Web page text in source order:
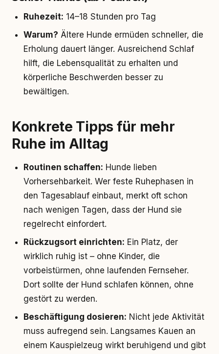
Ruhezeit: 14–18 Stunden pro Tag
Warum? Ältere Hunde ermüden schneller, die
Erholung dauert länger. Ausreichend Schlaf
hilft, die Lebensqualität zu erhalten und
körperliche Beschwerden besser zu
bewältigen.
Konkrete Tipps für mehr
Ruhe im Alltag
Routinen schaffen: Hunde lieben
Vorhersehbarkeit. Wer feste Ruhephasen in
den Tagesablauf einbaut, merkt oft schon
nach wenigen Tagen, dass der Hund sie
regelrecht einfordert.
Rückzugsort einrichten: Ein Platz, der
wirklich ruhig ist – ohne Kinder, die
vorbeistürmen, ohne laufenden Fernseher.
Dort sollte der Hund schlafen können, ohne
gestört zu werden.
Beschäftigung dosieren: Nicht jede Aktivität
muss aufregend sein. Langsames Kauen an
einem Kauspielzeug wirkt beruhigend und gibt